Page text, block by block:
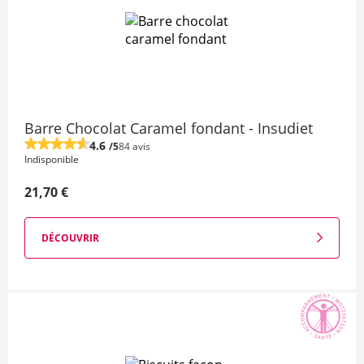
Barre Chocolat Caramel fondant - Insudiet
4.6 /584 avis
Indisponible
21,70 €
DÉCOUVRIR